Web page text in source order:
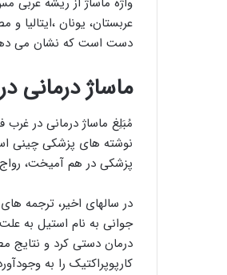
عربستان، یونان
دست است که نشان می دهد
ماساژ درمانی
مُبَلِغ ماساژ درمانی در
پزشکی در هم آمیخت،
در سالهای اخیر، ترجمه
جوانی به نام استیل به
درمان دستی کرد و نتایج
کارپوپراکتیک را به